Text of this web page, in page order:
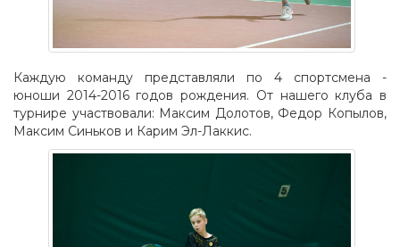
Каждую команду представляли по 4 спортсмена -
юноши 2014-2016 годов рождения. От нашего клуба в
турнире участвовали: Максим Долотов, Федор Копылов,
Максим Синьков и Карим Эл-Лаккис.